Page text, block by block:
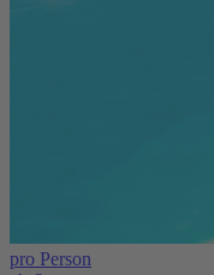
pro Person